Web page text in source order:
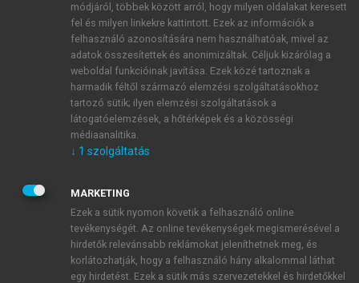
ÚJ FIÓK LÉTREHOZÁSA
1 óra díjmentes hozzáférés
E-MAIL-CÍM
JELSZÓ
JELSZÓ ÚJRA
módjáról, többek között arról, hogy milyen oldalakat keresett
fel és milyen linkekre kattintott. Ezek az információk a
felhasználó azonosítására nem használhatóak, mivel az
adatok összesítettek és anonimizáltak. Céljuk kizárólag a
weboldal funkcióinak javítása. Ezek közé tartoznak a
harmadik féltől származó elemzési szolgáltatásokhoz
tartozó sütik; ilyen elemzési szolgáltatások a
látogatóelemzések, a hőtérképek és a közösségi
médiaanalitika.
↓ 1 szolgáltatás
MARKETING
Ezek a sütik nyomon követik a felhasználó online
tevékenységét. Az online tevékenységek megismerésével a
hirdetők relevánsabb reklámokat jeleníthetnek meg, és
korlátozhatják, hogy a felhasználó hány alkalommal láthat
egy hirdetést. Ezek a sütik más szervezetekkel és hirdetőkkel